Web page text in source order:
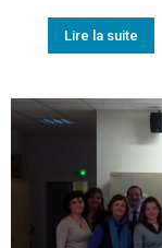
Lire la suite